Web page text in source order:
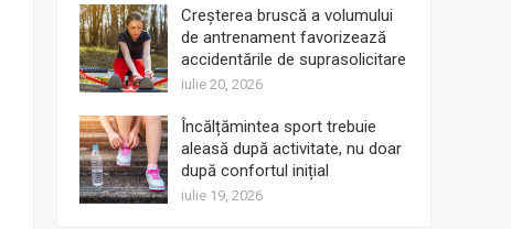
Creșterea bruscă a volumului
de antrenament favorizează
accidentările de suprasolicitare
iulie 20, 2026
Încălțămintea sport trebuie
aleasă după activitate, nu doar
după confortul inițial
iulie 19, 2026